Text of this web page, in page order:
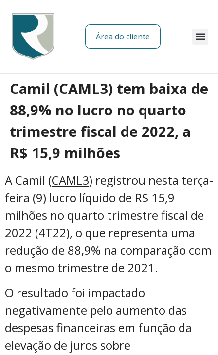
Área do cliente
Camil (CAML3) tem baixa de
88,9% no lucro no quarto
trimestre fiscal de 2022, a
R$ 15,9 milhões
A Camil (CAML3) registrou nesta terça-
feira (9) lucro líquido de R$ 15,9
milhões no quarto trimestre fiscal de
2022 (4T22), o que representa uma
redução de 88,9% na comparação com
o mesmo trimestre de 2021.
O resultado foi impactado
negativamente pelo aumento das
despesas financeiras em função da
elevação de juros sobre